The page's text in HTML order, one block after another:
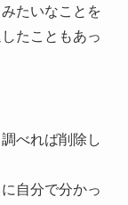
たいなことを
たこともあっ
べれば削除し
自分で分かっ